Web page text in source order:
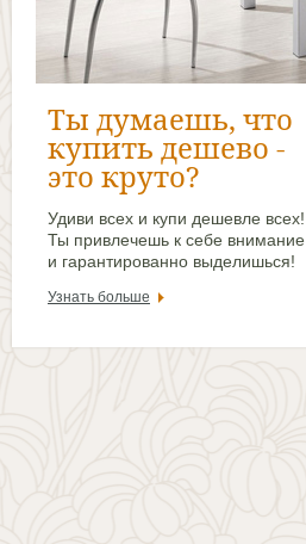
Ты думаешь, что
купить дешево -
это круто?
Удиви всех и купи дешевле всех!
Ты привлечешь к себе внимание
и гарантированно выделишься!
Узнать больше